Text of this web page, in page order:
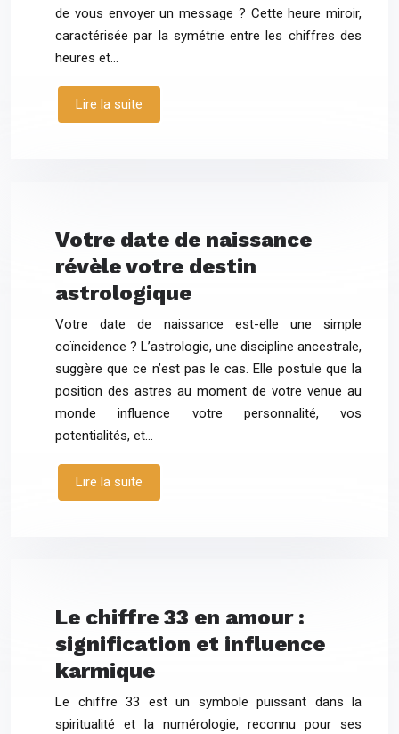
de vous envoyer un message ? Cette heure miroir,
caractérisée par la symétrie entre les chiffres des
heures et…
Lire la suite
Votre date de naissance
révèle votre destin
astrologique
Votre date de naissance est-elle une simple
coïncidence ? L’astrologie, une discipline ancestrale,
suggère que ce n’est pas le cas. Elle postule que la
position des astres au moment de votre venue au
monde influence votre personnalité, vos
potentialités, et…
Lire la suite
Le chiffre 33 en amour :
signification et influence
karmique
Le chiffre 33 est un symbole puissant dans la
spiritualité et la numérologie, reconnu pour ses